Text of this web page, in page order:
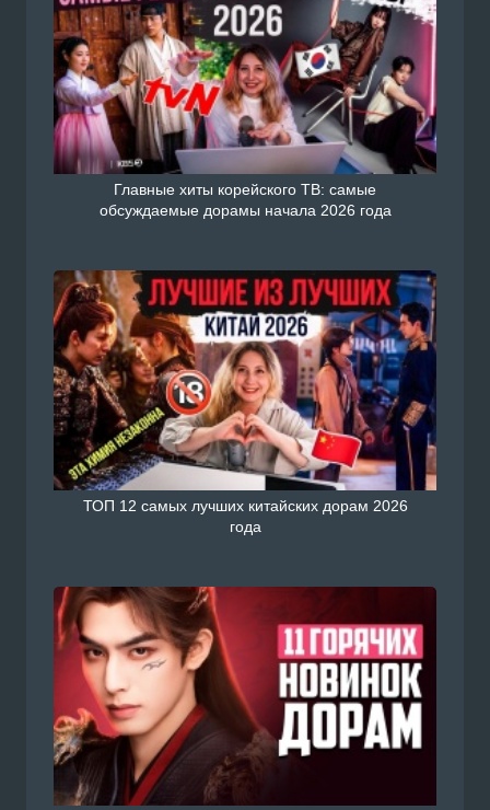
Главные хиты корейского ТВ: самые
обсуждаемые дорамы начала 2026 года
ТОП 12 самых лучших китайских дорам 2026
года